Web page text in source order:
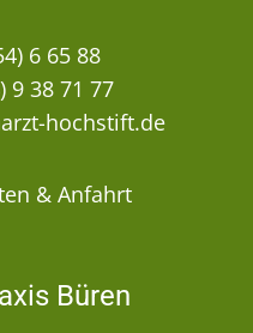
Büren
6 65 88
9 38 71 77
hochstift.de
& Anfahrt